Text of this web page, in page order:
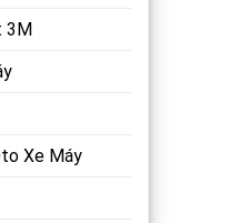
3M
Xe Máy